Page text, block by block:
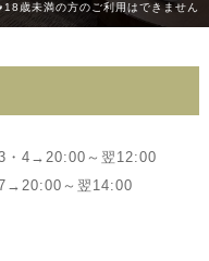
18歳未満の方のご利用はできません
・4→20:00～翌12:00
～翌14:00